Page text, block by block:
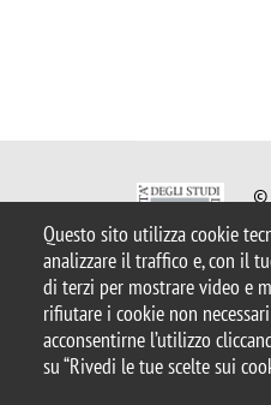
Questo sito utilizza cookie
analizzare il traffico e, con il
di terzi per mostrare video e
rifiutare i cookie non
acconsentirne l’utilizzo
su “Rivedi le tue scelte sui
©
Note legali
Accessibility